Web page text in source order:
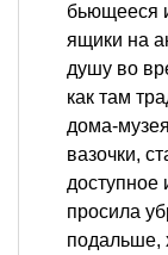
бьющееся
ящики на
душу во
как там
дома-
вазочки,
доступное
просила
подальше,